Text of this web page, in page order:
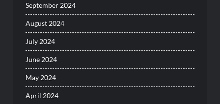
September 2024
August 2024
July 2024
June 2024
May 2024
April 2024